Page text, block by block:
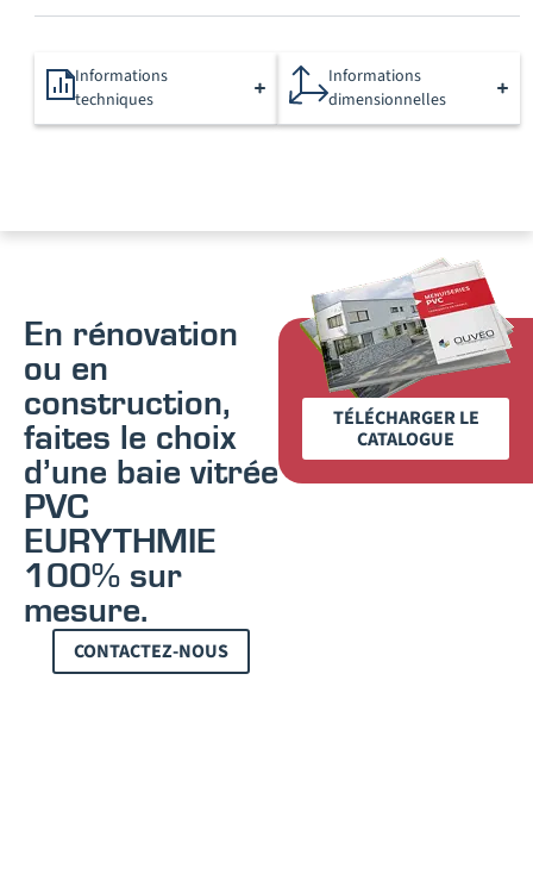
Informations
techniques
Informations
dimensionnelles
En rénovation
ou en
construction,
faites le choix
d’une baie vitrée
PVC
EURYTHMIE
100% sur
mesure.
CONTACTEZ-NOUS
TÉLÉCHARGER LE
CATALOGUE